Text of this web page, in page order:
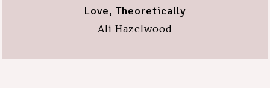
Love, Theoretically
Ali Hazelwood